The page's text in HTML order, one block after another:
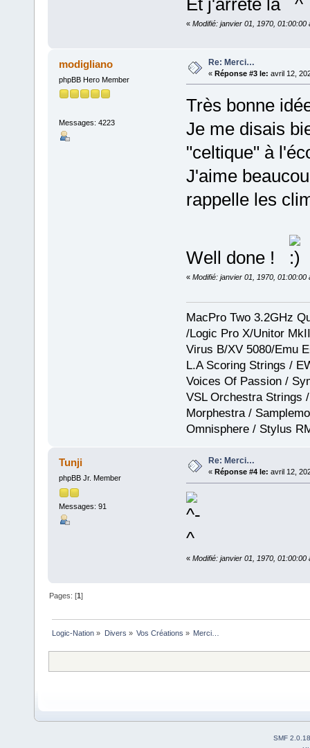
« Modifié: janvier 01, 1970, 01:00:00
modigliano
phpBB Hero Member
Messages: 4223
Re: Merci…
« Réponse #3 le: avril 12,
Très bonne
Je me disais
"celtique" à
J'aime
rappelle les
Well done !
« Modifié: janvier 01, 1970, 01:00:00
MacPro Two 3.2GHz
/Logic Pro X/Unitor
Virus B/XV 5080/Emu
L.A Scoring Strings /
Voices Of Passion /
VSL Orchestra Strings
Morphestra /
Omnisphere / Stylus
Tunji
phpBB Jr. Member
Messages: 91
Re: Merci…
« Réponse #4 le: avril 12,
« Modifié: janvier 01, 1970, 01:00:00
Pages: [1]
Logic-Nation » Divers » Vos Créations » Merci…
SMF 2.0.18